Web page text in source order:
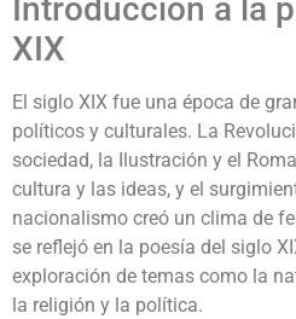
Introducción a la
XIX
El siglo XIX fue una época de
políticos y culturales. La
sociedad, la Ilustración y el
cultura y las ideas, y el
nacionalismo creó un clima de
se reflejó en la poesía del siglo
exploración de temas como la
la religión y la política.